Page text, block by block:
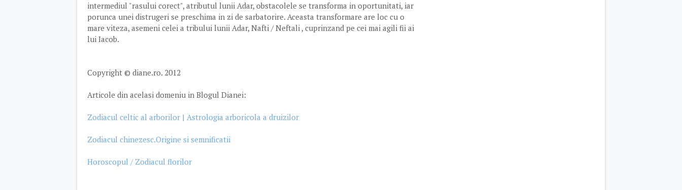
intermediul "rasului corect", atributul lunii Adar, obstacolele se transforma in oportunitati, iar
porunca unei distrugeri se preschima in zi de sarbatorire. Aceasta transformare are loc cu o
mare viteza, asemeni celei a tribului lunii Adar, Nafti / Neftali , cuprinzand pe cei mai agili fii ai
lui Iacob.
Copyright © diane.ro. 2012
Articole din acelasi domeniu in Blogul Dianei:
Zodiacul celtic al arborilor | Astrologia arboricola a druizilor
Zodiacul chinezesc.Origine si semnificatii
Horoscopul / Zodiacul florilor